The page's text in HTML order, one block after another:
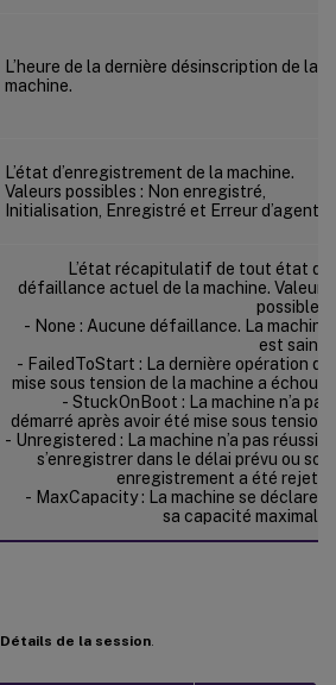
L’heure de la dernière désinscription de la
machine.
L’état d’enregistrement de la machine.
Valeurs possibles : Non enregistré,
Initialisation, Enregistré et Erreur d’agent.
L’état récapitulatif de tout état de
défaillance actuel de la machine. Valeurs
possibles
- None : Aucune défaillance. La machine
est saine.
- FailedToStart : La dernière opération de
mise sous tension de la machine a échoué.
- StuckOnBoot : La machine n’a pas
démarré après avoir été mise sous tension.
- Unregistered : La machine n’a pas réussi à
s’enregistrer dans le délai prévu ou son
enregistrement a été rejeté.
- MaxCapacity : La machine se déclare à
sa capacité maximale.
Détails de la session